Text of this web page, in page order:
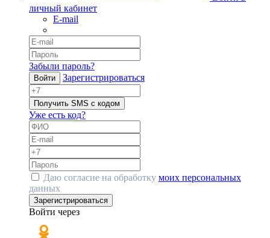
личный кабинет
E-mail
Забыли пароль?
Войти Зарегистрироваться
Получить SMS с кодом
Уже есть код?
Даю согласие на обработку моих персональных
данных
Зарегистрироваться
Войти через